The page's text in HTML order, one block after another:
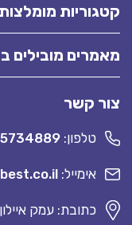
קטגוריות מומלצות
מאמרים מובילים
צור קשר
טלפון:
אימייל:
כתובת: עמק איילון 10, תל אביב.